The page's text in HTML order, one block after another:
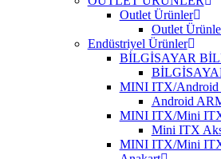
Outlet Ürünler
Outlet
Endüstriyel Ürünler
BİLGİSAYAR
MINI ITX/Android
Android
MINI ITX/Mini
Mini ITX
MINI ITX/Mini